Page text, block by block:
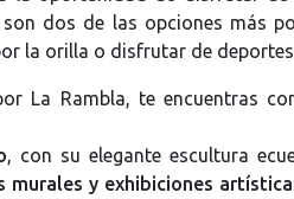
son dos de las opciones más
la orilla o disfrutar de
La Rambla, te encuentras
, con su elegante escultura
murales y exhibiciones